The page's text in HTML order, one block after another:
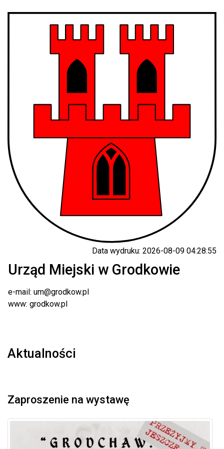
Data wydruku: 2026-08-09 04:28:55
Urząd Miejski w Grodkowie
e-mail: um@grodkow.pl
www: grodkow.pl
Aktualności
Zaproszenie na wystawę